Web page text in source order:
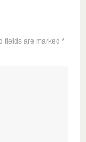
fields are marked *